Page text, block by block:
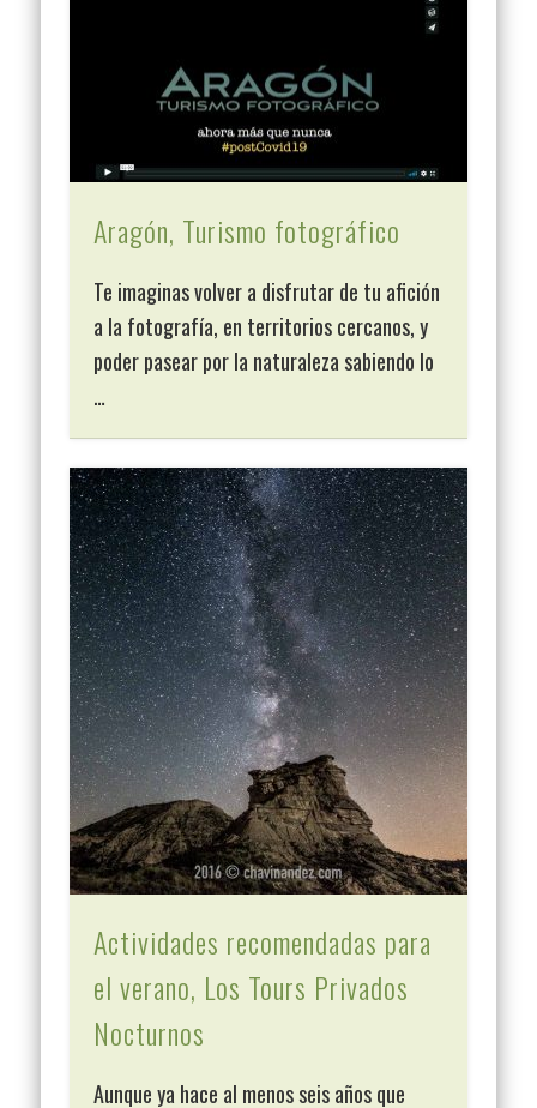
Aragón, Turismo fotográfico
Te imaginas volver a disfrutar de tu afición
a la fotografía, en territorios cercanos, y
poder pasear por la naturaleza sabiendo lo
…
Actividades recomendadas para
el verano, Los Tours Privados
Nocturnos
Aunque ya hace al menos seis años que